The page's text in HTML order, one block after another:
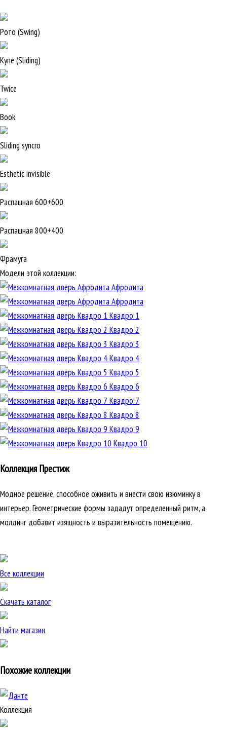
Рото (Swing)
Купе (Sliding)
Twice
Book
Sliding syncro
Esthetic invisible
Распашная 600+600
Распашная 800+400
Фрамуга
Модели этой коллекции:
Афродита
Афродита
Квадро 1
Квадро 2
Квадро 3
Квадро 4
Квадро 5
Квадро 6
Квадро 7
Квадро 8
Квадро 9
Квадро 10
Коллекция Престиж
Модное решение, способное оживить и внести свою изюминку в
интерьер. Геометрические формы зададут определенный ритм, а
молдинг добавит изящность и выразительность помещению.
Все коллекции
Скачать каталог
Найти магазин
Похожие коллекции
Коллекция